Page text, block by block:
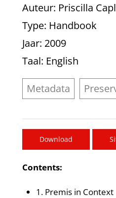
Auteur: Priscilla
Type: Handbook
Jaar: 2009
Taal: English
Metadata
Download
Contents:
1. Premis in Context